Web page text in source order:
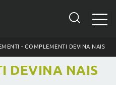
-COMPLEMENTI DEVINA NAIS
DEVINA NAIS